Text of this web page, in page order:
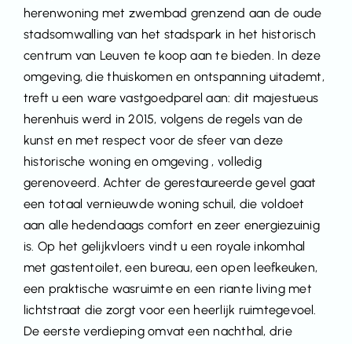
herenwoning met zwembad grenzend aan de oude
stadsomwalling van het stadspark in het historisch
centrum van Leuven te koop aan te bieden. In deze
omgeving, die thuiskomen en ontspanning uitademt,
treft u een ware vastgoedparel aan: dit majestueus
herenhuis werd in 2015, volgens de regels van de
kunst en met respect voor de sfeer van deze
historische woning en omgeving , volledig
gerenoveerd. Achter de gerestaureerde gevel gaat
een totaal vernieuwde woning schuil, die voldoet
aan alle hedendaags comfort en zeer energiezuinig
is. Op het gelijkvloers vindt u een royale inkomhal
met gastentoilet, een bureau, een open leefkeuken,
een praktische wasruimte en een riante living met
lichtstraat die zorgt voor een heerlijk ruimtegevoel.
De eerste verdieping omvat een nachthal, drie